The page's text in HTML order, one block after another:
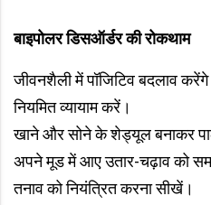
बाइपोलर डिसऑर्डर की रोकथाम
जीवनशैली में पॉजिटिव बदलाव
नियमित व्यायाम करें।
खाने और सोने के शेड्यूल बनाकर
अपने मूड में आए उतार-चढ़ाव को
तनाव को नियंत्रित करना सीखें।